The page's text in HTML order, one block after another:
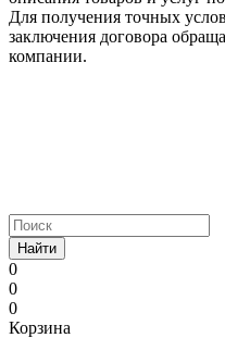
Для получения точных
заключения договора
компании.
Найти
0
0
0
Корзина